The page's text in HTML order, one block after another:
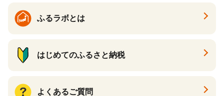
ふるラボとは
はじめてのふるさと納税
よくあるご質問